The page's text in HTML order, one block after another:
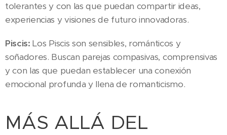
tolerantes y con las que puedan compartir ideas,
experiencias y visiones de futuro innovadoras.
Piscis: Los Piscis son sensibles, románticos y
soñadores. Buscan parejas compasivas, comprensivas
y con las que puedan establecer una conexión
emocional profunda y llena de romanticismo.
MÁS ALLÁ DEL